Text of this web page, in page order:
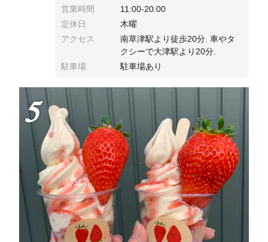
営業時間
11:00-20:00
定休日
木曜
アクセス
南草津駅より徒歩20分. 車やタ
クシーで大津駅より20分.
駐車場
駐車場あり
5